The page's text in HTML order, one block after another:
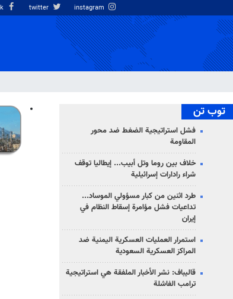
توب تن
فشل استراتيجية الضغط ضد محور
المقاومة
خلاف بين روما وتل أبيب... إيطاليا توقف
شراء رادارات إسرائيلية
طرد اثنين من كبار مسؤولي الموساد...
تداعيات فشل مؤامرة إسقاط النظام في
إيران
استمرار العمليات العسكرية اليمنية ضد
المراكز العسكرية السعودية
قاليباف: نشر الأخبار الملفقة هي استراتيجية
ترامب الفاشلة